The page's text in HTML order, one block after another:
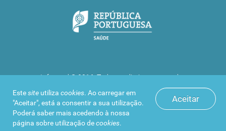
Aceitar
Estesite utiliza cookies. Ao carregar em
"Aceitar", está a consentir a sua utilização.
Poderá saber mais acedendo à nossa
página sobre utilização decookies.
Infarmed © 2016. Todos os direitos reservados